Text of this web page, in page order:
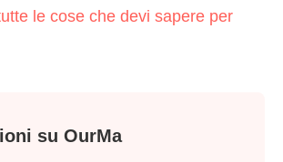
le cose che devi sapere per
su OurMa